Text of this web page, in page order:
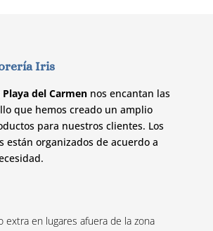
Iris
del Carmen nos encantan las
que hemos creado un amplio
para nuestros clientes. Los
están organizados de acuerdo a
extra en lugares afuera de la zona